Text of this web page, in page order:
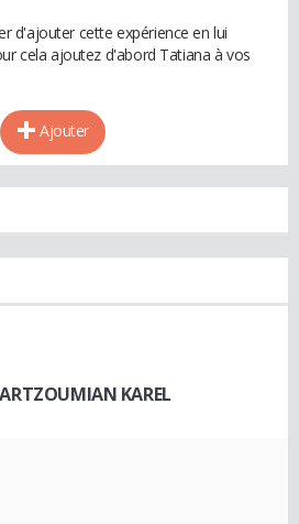
d'ajouter cette expérience en lui
cela ajoutez d'abord Tatiana à vos
Ajouter
KAREL